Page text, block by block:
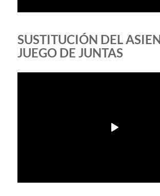
SUSTITUCIÓN DEL
JUEGO DE JUNTAS